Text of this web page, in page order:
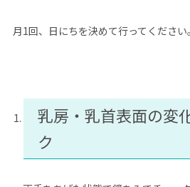
月1回、日にちを決めて行ってください。
乳房・乳首表面の変
ク